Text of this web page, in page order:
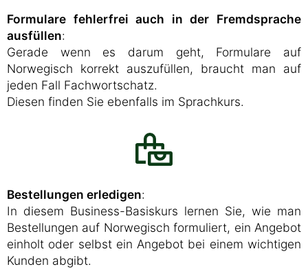
Formulare fehlerfrei auch in der Fremdsprache
ausfüllen:
Gerade wenn es darum geht, Formulare auf
Norwegisch korrekt auszufüllen, braucht man auf
jeden Fall Fachwortschatz.
Diesen finden Sie ebenfalls im Sprachkurs.
Bestellungen erledigen:
In diesem Business-Basiskurs lernen Sie, wie man
Bestellungen auf Norwegisch formuliert, ein Angebot
einholt oder selbst ein Angebot bei einem wichtigen
Kunden abgibt.